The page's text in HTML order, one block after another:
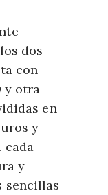
dos
con
y otra
en
y
cada
y
sencillas